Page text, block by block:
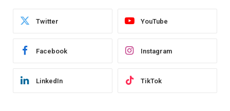
Twitter YouTube
Facebook Instagram
LinkedIn TikTok